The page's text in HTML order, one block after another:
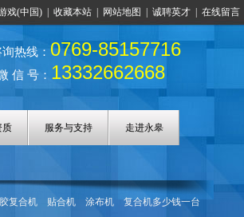
戏(中国) 收藏本站 网站地图 诚聘英才 在线留言
热线： 0769-85157716
信 号： 13332662668
质 服务与支持 走进永皋
复合机 贴合机 涂布机
复合机多少钱一台